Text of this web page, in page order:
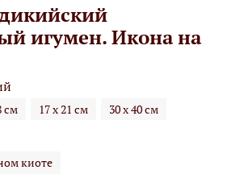
игумен. Икона на
см 17 х 21 см 30 х 40 см
киоте